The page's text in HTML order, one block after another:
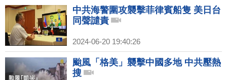
中共海警圍攻襲擊菲律賓船隻 美日台
同聲譴責
2024-06-20 19:40:26
颱風「格美」襲擊中國多地 中共壓熱
搜